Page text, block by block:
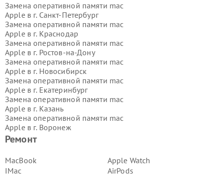
Ремонт
MacBook
IMac
Apple Watch
AirPods
Замена оперативной памяти mac
Apple в г. Санкт-Петербург
Замена оперативной памяти mac
Apple в г. Краснодар
Замена оперативной памяти mac
Apple в г. Ростов-на-Дону
Замена оперативной памяти mac
Apple в г. Новосибирск
Замена оперативной памяти mac
Apple в г. Екатеринбург
Замена оперативной памяти mac
Apple в г. Казань
Замена оперативной памяти mac
Apple в г. Воронеж
Замена оперативной памяти mac
Замена оперативной памяти mac
Apple в г.
Замена оперативной памяти mac